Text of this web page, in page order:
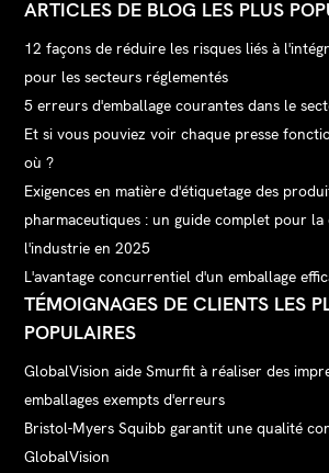
ARTICLES DE BLOG LES PLUS
12 façons de réduire les risques liés à
pour les secteurs réglementés
5 erreurs d'emballage courantes dans le
Et si vous pouviez voir chaque presse
où ?
Exigences en matière d'étiquetage des
pharmaceutiques : un guide complet pour
l'industrie en 2025
L'avantage concurrentiel d'un emballage
TÉMOIGNAGES DE CLIENTS LES
POPULAIRES
GlobalVision aide Smurfit à réaliser des
emballages exempts d'erreurs
Bristol-Myers Squibb garantit une qualité
GlobalVision